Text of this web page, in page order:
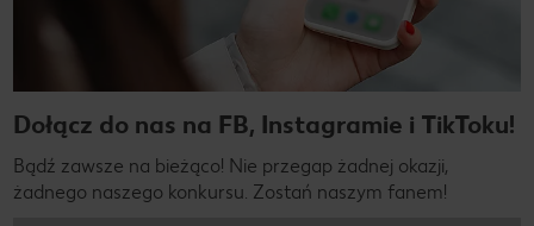
Dołącz do nas na FB, Instagramie i TikToku!
Bądź zawsze na bieżąco! Nie przegap żadnej okazji,
żadnego naszego konkursu. Zostań naszym fanem!